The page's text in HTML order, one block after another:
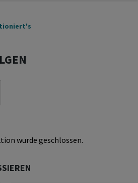
wurde geschlossen.